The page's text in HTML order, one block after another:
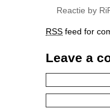
Reactie by
RSS feed for
Leave a